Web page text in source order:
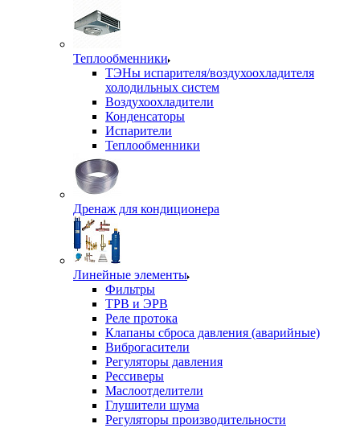
Теплообменники
ТЭНы испарителя/воздухоохладителя
холодильных систем
Воздухоохладители
Конденсаторы
Испарители
Теплообменники
Дренаж для кондиционера
Линейные элементы
Фильтры
ТРВ и ЭРВ
Реле протока
Клапаны сброса давления (аварийные)
Виброгасители
Регуляторы давления
Рессиверы
Маслоотделители
Глушители шума
Регуляторы производительности